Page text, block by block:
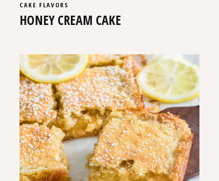
CAKE FLAVORS
HONEY CREAM CAKE